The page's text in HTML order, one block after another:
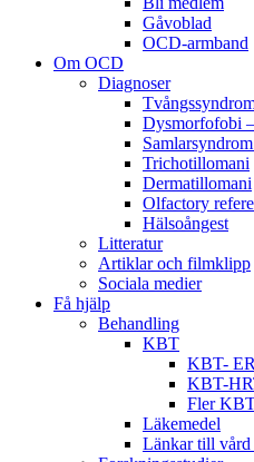
Gåvoblad
OCD-armband
Om OCD
Diagnoser
Dysmorfofobi
Trichotillomani
Dermatillomani
Olfactory
Hälsoångest
Litteratur
Artiklar och filmklipp
Sociala medier
Få hjälp
Behandling
KBT
KBT-
KBT-
Fler
Läkemedel
Länkar till vård